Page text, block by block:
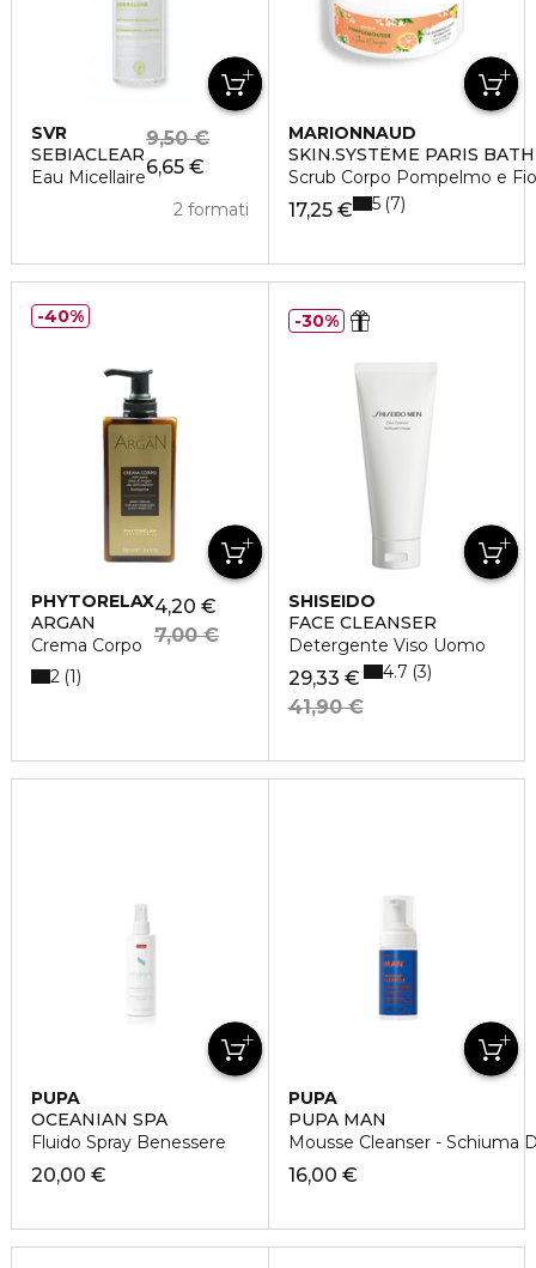
SVR
SEBIACLEAR
Eau Micellaire6,65 €
9,50 €
2 formati
MARIONNAUD
SKIN.SYSTÈME PARIS
Scrub Corpo Pompelmo e
17,25 € 5 7
PHYTORELAX
ARGAN
Crema Corpo
4,20 €
7,00 €
2 1
40%
SHISEIDO
FACE CLEANSER
Detergente Viso Uomo
29,33 €
41,90 €
4.7 3
30%
PUPA
OCEANIAN SPA
Fluido Spray Benessere
20,00 €
PUPA
PUPA MAN
Mousse Cleanser - Schiuma
16,00 €